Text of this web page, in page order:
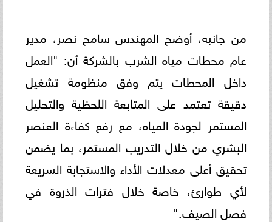
من جانبه، أوضح المهندس سامح نصر، مدير
عام محطات مياه الشرب بالشركة أن: "العمل
داخل المحطات يتم وفق منظومة تشغيل
دقيقة تعتمد على المتابعة اللحظية والتحليل
المستمر لجودة المياه، مع رفع كفاءة العنصر
البشري من خلال التدريب المستمر، بما يضمن
تحقيق أعلى معدلات الأداء والاستجابة السريعة
لأي طوارئ، خاصة خلال فترات الذروة في
فصل الصيف."